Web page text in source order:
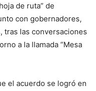
de ruta” de
con gobernadores,
tras las conversaciones
a la llamada “Mesa
el acuerdo se logró en